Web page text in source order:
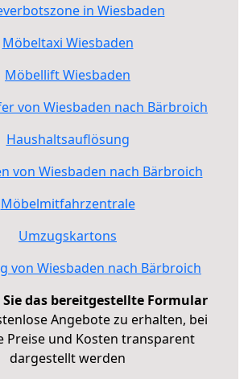
in Wiesbaden
Möbeltaxi Wiesbaden
Möbellift Wiesbaden
von Wiesbaden nach Bärbroich
Haushaltsauflösung
von Wiesbaden nach Bärbroich
Möbelmitfahrzentrale
Umzugskartons
von Wiesbaden nach Bärbroich
das bereitgestellte Formular
Angebote zu erhalten, bei
Preise und Kosten transparent
dargestellt werden